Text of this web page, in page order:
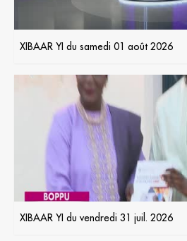
XIBAAR YI du samedi 01 août 2026
XIBAAR YI du vendredi 31 juil. 2026